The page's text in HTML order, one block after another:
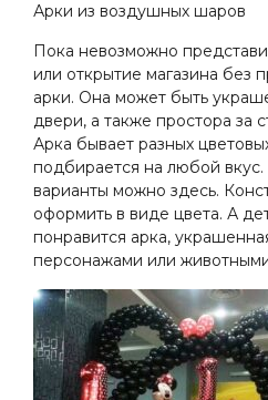
Арки из воздушных шаров
Пока невозможно
или открытие магазина без
арки. Она может быть
двери, а также простора за
Арка бывает разных
подбирается на любой
варианты можно здесь.
оформить в виде цвета. А
понравится арка,
персонажами или